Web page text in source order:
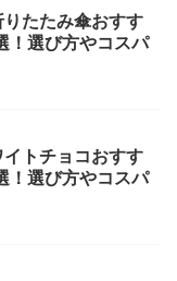
りたたみ傘おすす
！選び方やコスパ
イトチョコおすす
！選び方やコスパ